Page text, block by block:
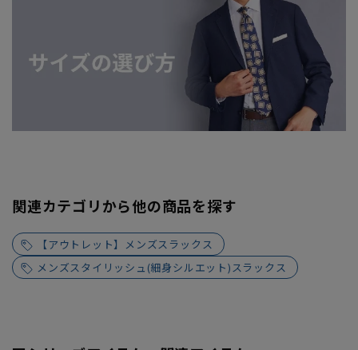
関連カテゴリから他の商品を探す
【アウトレット】メンズスラックス
メンズスタイリッシュ(細身シルエット)スラックス